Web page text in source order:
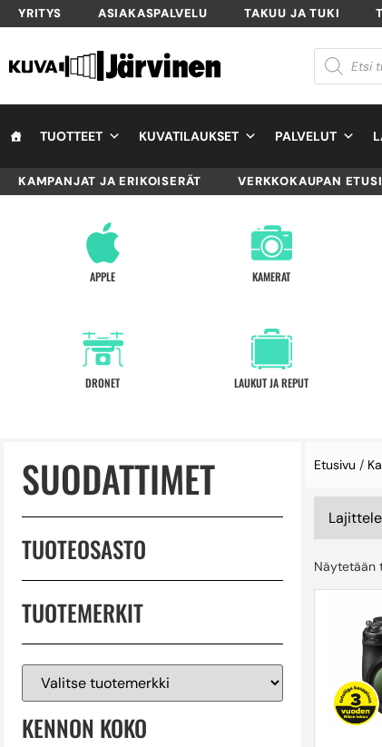
YRITYS ASIAKASPALVELU TAKUU JA TUKI
TUOTTEET KUVATILAUKSET PALVELUT
KAMPANJAT JA ERIKOISERÄT VERKKOKAUPAN
APPLE
DRONET
KAMERAT
LAUKUT JA REPUT
SUODATTIMET
TUOTEOSASTO
TUOTEMERKIT
KENNON KOKO
Etusivu /
Näytetään